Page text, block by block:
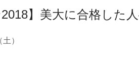
2018】美大に合格した
）